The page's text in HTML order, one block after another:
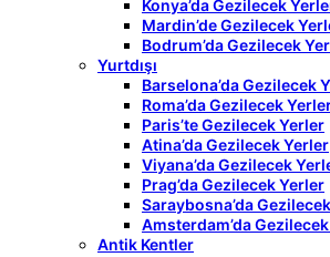
Konya’da Gezilecek
Mardin’de Gezilecek
Bodrum’da Gezilecek
Yurtdışı
Barselona’da Gezilecek
Roma’da Gezilecek
Paris’te Gezilecek Yerler
Atina’da Gezilecek Yerler
Viyana’da Gezilecek
Prag’da Gezilecek Yerler
Saraybosna’da
Amsterdam’da
Antik Kentler